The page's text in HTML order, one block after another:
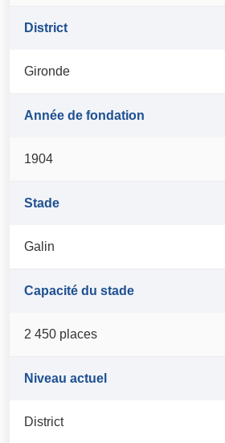
District
Gironde
Année de fondation
1904
Stade
Galin
Capacité du stade
2 450 places
Niveau actuel
District